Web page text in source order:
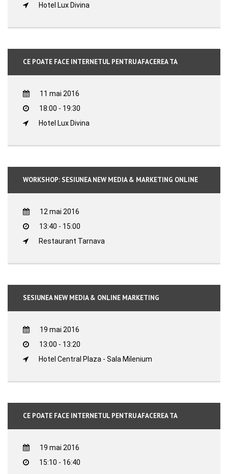
Hotel Lux Divina
CE POATE FACE INTERNETUL PENTRU AFACEREA TA
11 mai 2016
18:00 - 19:30
Hotel Lux Divina
WORKSHOP: SESIUNEA NEW MEDIA & MARKETING ONLINE
12 mai 2016
13:40 - 15:00
Restaurant Tarnava
SESIUNEA NEW MEDIA & ONLINE MARKETING
19 mai 2016
13:00 - 13:20
Hotel Central Plaza - Sala Milenium
CE POATE FACE INTERNETUL PENTRU AFACEREA TA
19 mai 2016
15:10 - 16:40